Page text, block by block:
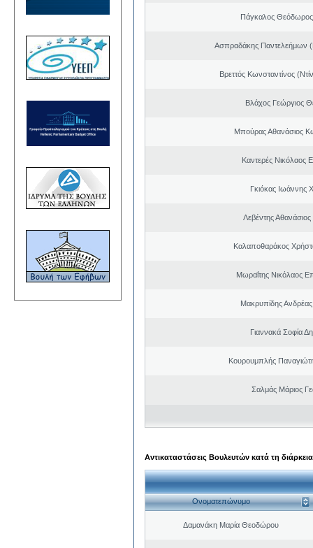
Πάγκαλος
Ασπραδάκης Παντελεήμων
Βρεττός Κωνσταντίνος
Βλάχος Γεώργιος
Μπούρας Αθανάσιος
Καντερές Νικόλαος
Γκιόκας Ιωάννης
Λεβέντης
Καλαποθαράκος
Μωραΐτης Νικόλαος
Μακρυπίδης Ανδρέας
Γιαννακά Σοφία
Κουρουμπλής
Σαλμάς Μάριος
Αντικαταστάσεις Βουλευτών κατά τη
Ονοματεπώνυμο
Δαμανάκη Μαρία Θεοδώρου